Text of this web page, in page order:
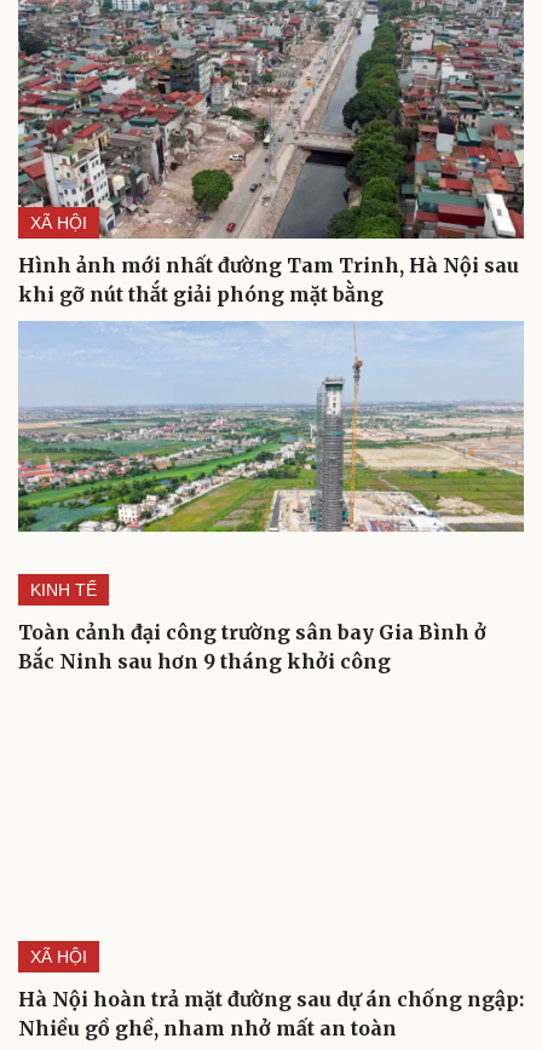
Di sản
Du lịch
Tư vấn
Podcast
Câu chuyện thời sự
XÃ HỘI
Hình ảnh mới nhất đường Tam Trinh, Hà Nội sau
khi gỡ nút thắt giải phóng mặt bằng
KINH TẾ
Toàn cảnh đại công trường sân bay Gia Bình ở
Bắc Ninh sau hơn 9 tháng khởi công
XÃ HỘI
Hà Nội hoàn trả mặt đường sau dự án chống ngập:
Nhiều gồ ghề, nham nhở mất an toàn